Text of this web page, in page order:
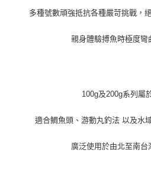
多種號數頑強抵抗各種嚴苛挑戰，
親身體驗搏魚時極度彎
100g及200g系列屬
適合鯛魚頭、游動丸釣法 以及水
廣泛使用於由北至南台